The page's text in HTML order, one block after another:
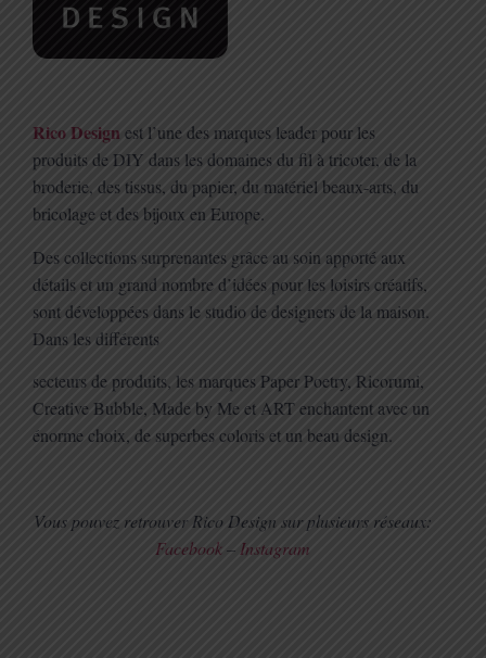
Rico Designest l’une des marques leader pour les
produits de DIY dans les domaines du fil à tricoter, de la
broderie, des tissus, du papier, du matériel beaux-arts, du
bricolage et des bijoux en Europe.
Des collections surprenantes grâce au soin apporté aux
détails et un grand nombre d’idées pour les loisirs créatifs,
sont développées dans le studio de designers de la maison.
Dans les différents
secteurs de produits, les marques Paper Poetry, Ricorumi,
Creative Bubble, Made by Me et ARTenchantent avec un
énorme choix, de superbes coloris et un beau design.
Vous pouvez retrouver Rico Design sur plusieurs réseaux:
Facebook– Instagram